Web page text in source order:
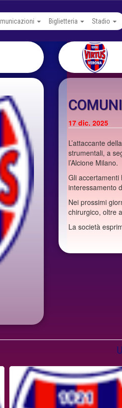
Biglietteria Stadio
17 dic. 2025
L’attaccante
strumentali, a
l’Alcione Milano.
Gli accertamenti
interessamento
Nei prossimi
chirurgico, oltre
La società